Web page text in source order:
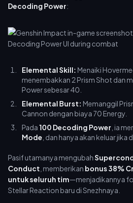
Decoding Power:
Elemental Skill: Menaiki
menembakkan 2 Prism Shot dan
Power sebesar 40.
Elemental Burst: Memanggil
Cannon dengan biaya 70 Energy.
Pada 100 Decoding Power , ia
Mode , dan hanya akan keluar jika
Pasif utamanya mengubah
Conduct , memberikan bonus 38%
untuk seluruh tim—menjadikannya
Stellar Reaction baru di Snezhnaya.